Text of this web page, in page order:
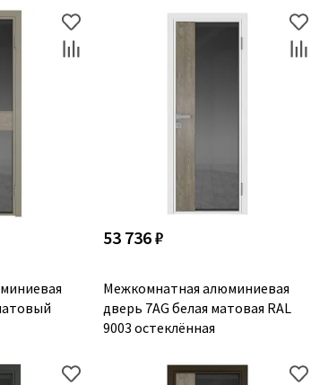
53 736 ₽
Межкомнатная алюминиевая
дверь 7AG белая матовая RAL
9003 остеклённая